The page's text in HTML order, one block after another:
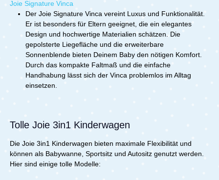
Jahre) Lieferumfang: 1x Joie Signature Finiti
inkl.AdapterRegenverdeck1x Joie Signature Ramble XL
inkl.MatratzeRegenverdeck1x Joie Signature i-Level
Pro1x Joie Signature Base Encore Bei diesem Artikel
handelt es sich um einen Fachhandelsartikel, welcher
im stationären Einzelhandel vertrieben wird. Bei Fragen
nehmen Sie bitte Kontakt mit uns auf.
Joie Signature Vinca
Der Joie Signature Vinca vereint Luxus und Funktionalität.
Er ist besonders für Eltern geeignet, die ein elegantes
Design und hochwertige Materialien schätzen. Die
gepolsterte Liegefläche und die erweiterbare
Sonnenblende bieten Deinem Baby den nötigen Komfort.
Durch das kompakte Faltmaß und die einfache
Handhabung lässt sich der Vinca problemlos im Alltag
einsetzen.
Tolle Joie 3in1 Kinderwagen
Die Joie 3in1 Kinderwagen bieten maximale Flexibilität und
können als Babywanne, Sportsitz und Autositz genutzt werden.
Hier sind einige tolle Modelle: